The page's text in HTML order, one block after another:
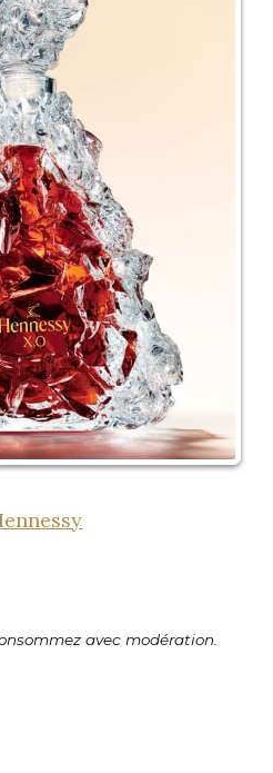
avec modération.